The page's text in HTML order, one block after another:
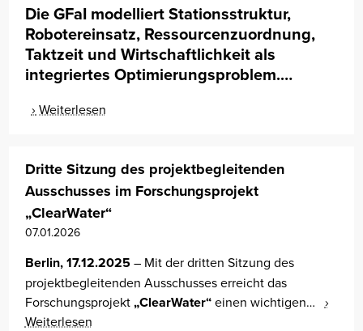
Die GFaI modelliert Stationsstruktur,
Robotereinsatz, Ressourcenzuordnung,
Taktzeit und Wirtschaftlichkeit als
integriertes Optimierungsproblem.…
Weiterlesen
Dritte Sitzung des projektbegleitenden
Ausschusses im Forschungsprojekt
„ClearWater“
07.01.2026
Berlin, 17.12.2025– Mit der dritten Sitzung des
projektbegleitenden Ausschusses erreicht das
Forschungsprojekt„ClearWater“einen wichtigen…
Weiterlesen